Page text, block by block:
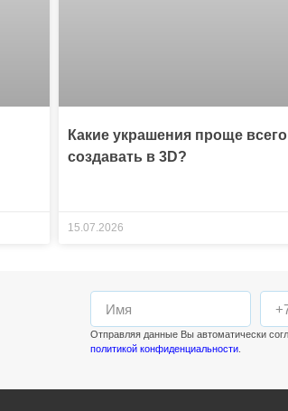
Какие украшения проще всего
создавать в 3D?
15.07.2026
Отправляя данные Вы автоматически
политикой конфиденциальности.